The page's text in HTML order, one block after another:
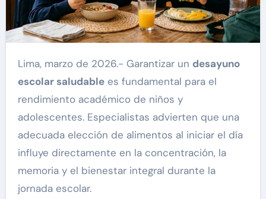
Lima, marzo de 2026.- Garantizar un desayuno
escolar saludablees fundamental para el
rendimiento académico de niños y
adolescentes. Especialistas advierten que una
adecuada elección de alimentos al iniciar el día
influye directamente en la concentración, la
memoria y el bienestar integral durante la
jornada escolar.